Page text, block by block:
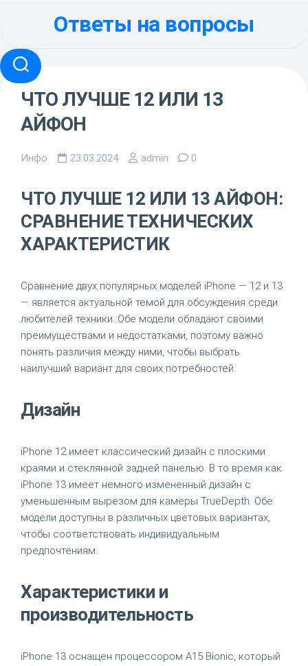
Ответы на вопросы
ЧТО ЛУЧШЕ 12 ИЛИ 13
АЙФОН
Инфо 23.03.2024 admin 0
ЧТО ЛУЧШЕ 12 ИЛИ 13 АЙФОН:
СРАВНЕНИЕ ТЕХНИЧЕСКИХ
ХАРАКТЕРИСТИК
Сравнение двух популярных моделей iPhone — 12 и 13
— является актуальной темой для обсуждения среди
любителей техники. Обе модели обладают своими
преимуществами и недостатками, поэтому важно
понять различия между ними, чтобы выбрать
наилучший вариант для своих потребностей.
Дизайн
iPhone 12 имеет классический дизайн с плоскими
краями и стеклянной задней панелью. В то время как
iPhone 13 имеет немного измененный дизайн с
уменьшенным вырезом для камеры TrueDepth. Обе
модели доступны в различных цветовых вариантах,
чтобы соответствовать индивидуальным
предпочтениям.
Характеристики и
производительность
iPhone 13 оснащен процессором A15 Bionic, который